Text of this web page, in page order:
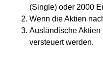
(Single) oder 2000
Wenn die Aktien
Ausländische Aktien
versteuert werden.